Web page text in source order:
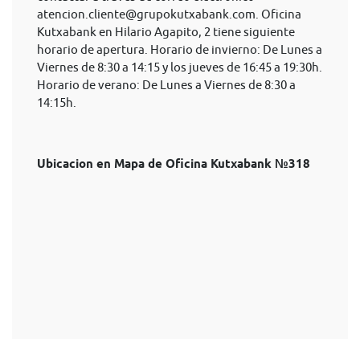
atencion.cliente@grupokutxabank.com . Oficina
Kutxabank en Hilario Agapito, 2 tiene siguiente
horario de apertura. Horario de invierno: De Lunes a
Viernes de 8:30 a 14:15 y los jueves de 16:45 a 19:30h.
Horario de verano: De Lunes a Viernes de 8:30 a
14:15h.
Ubicacion en Mapa de Oficina Kutxabank №318